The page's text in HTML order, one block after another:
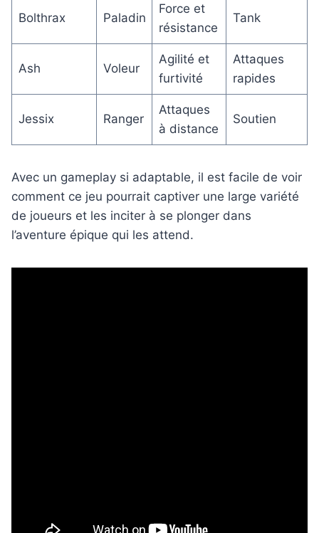
Bolthrax Paladin
Force et
résistance
Tank
Ash Voleur
Agilité et
furtivité
Attaques
rapides
Jessix Ranger
Attaques
à distance
Soutien
Avec un gameplay si adaptable, il est facile de voir
comment ce jeu pourrait captiver une large variété
de joueurs et les inciter à se plonger dans
l’aventure épique qui les attend.